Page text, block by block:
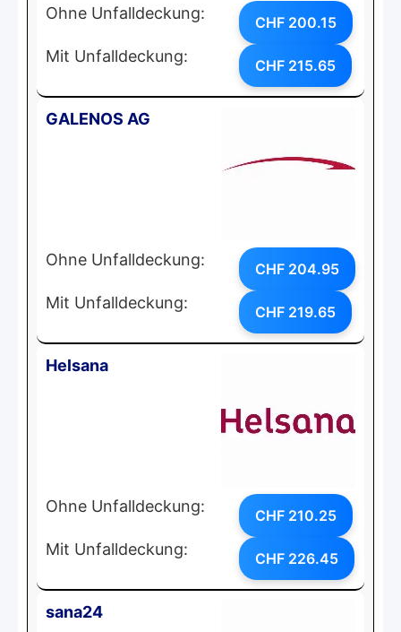
Ohne Unfalldeckung: CHF 200.15
Mit Unfalldeckung: CHF 215.65
GALENOS AG
Ohne Unfalldeckung: CHF 204.95
Mit Unfalldeckung: CHF 219.65
Helsana
Ohne Unfalldeckung: CHF 210.25
Mit Unfalldeckung: CHF 226.45
sana24